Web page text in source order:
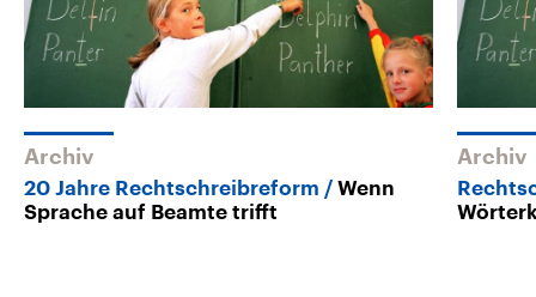
Archiv
20 Jahre Rechtschreibreform
Wenn
Sprache auf Beamte trifft
Archiv